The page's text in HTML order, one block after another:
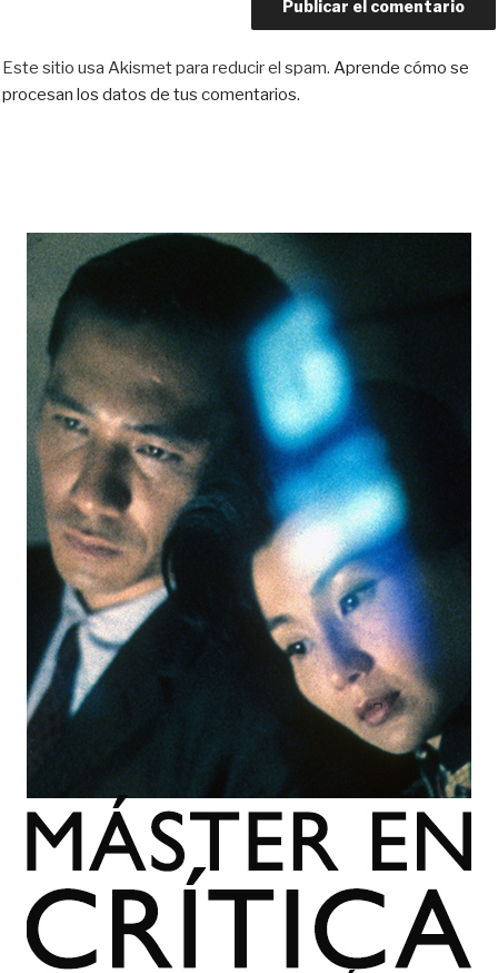
Este sitio usa Akismet para reducir el spam. Aprende cómo se
procesan los datos de tus comentarios.